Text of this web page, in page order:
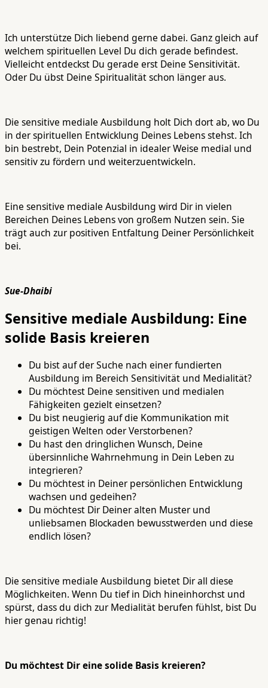
Ich unterstütze Dich liebend gerne dabei. Ganz gleich auf
welchem spirituellen Level Du dich gerade befindest.
Vielleicht entdeckst Du gerade erst Deine Sensitivität.
Oder Du übst Deine Spiritualität schon länger aus.
Die sensitive mediale Ausbildung holt Dich dort ab, wo Du
in der spirituellen Entwicklung Deines Lebens stehst. Ich
bin bestrebt, Dein Potenzial in idealer Weise medial und
sensitiv zu fördern und weiterzuentwickeln.
Eine sensitive mediale Ausbildung wird Dir in vielen
Bereichen Deines Lebens von großem Nutzen sein. Sie
trägt auch zur positiven Entfaltung Deiner Persönlichkeit
bei.
Sue-Dhaibi
Sensitive mediale Ausbildung: Eine
solide Basis kreieren
Du bist auf der Suche nach einer fundierten
Ausbildung im Bereich Sensitivität und Medialität?
Du möchtest Deine sensitiven und medialen
Fähigkeiten gezielt einsetzen?
Du bist neugierig auf die Kommunikation mit
geistigen Welten oder Verstorbenen?
Du hast den dringlichen Wunsch, Deine
übersinnliche Wahrnehmung in Dein Leben zu
integrieren?
Du möchtest in Deiner persönlichen Entwicklung
wachsen und gedeihen?
Du möchtest Dir Deiner alten Muster und
unliebsamen Blockaden bewusstwerden und diese
endlich lösen?
Die sensitive mediale Ausbildung bietet Dir all diese
Möglichkeiten. Wenn Du tief in Dich hineinhorchst und
spürst, dass du dich zur Medialität berufen fühlst, bist Du
hier genau richtig!
Du möchtest Dir eine solide Basis kreieren?